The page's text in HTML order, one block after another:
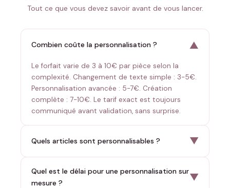
Tout ce que vous devez savoir avant de vous lancer.
Combien coûte la personnalisation ? ▼
Le forfait varie de 3 à 10€ par pièce selon la
complexité. Changement de texte simple : 3-5€.
Personnalisation avancée : 5-7€. Création
complète : 7-10€. Le tarif exact est toujours
communiqué avant validation, sans surprise.
Quels articles sont personnalisables ? ▼
Quel est le délai pour une personnalisation sur
mesure ?
▼